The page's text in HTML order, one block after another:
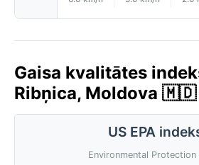
Gaisa kvalitātes
Ribņica, Moldova 🇲🇩
US EPA
Environmental Protection